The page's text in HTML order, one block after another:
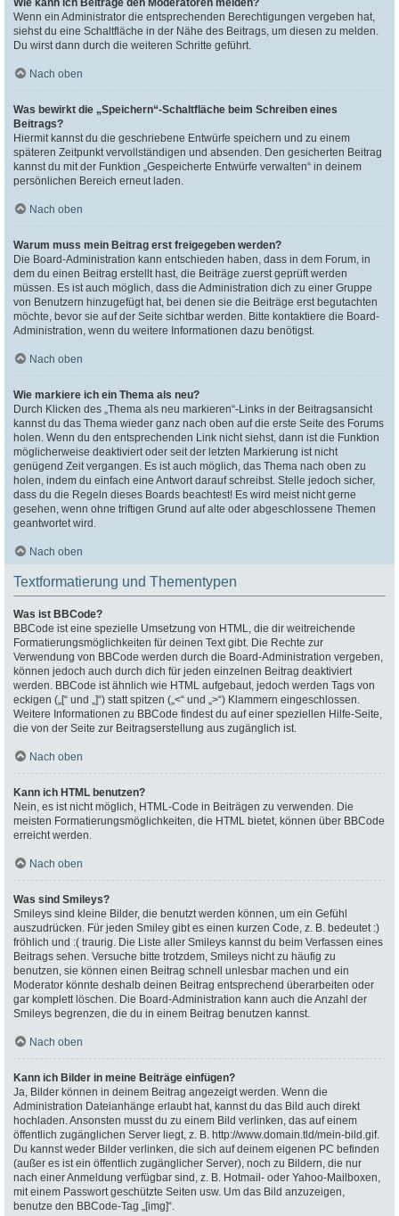
Wie kann ich Beiträge den Moderatoren melden?
Wenn ein Administrator die entsprechenden Berechtigungen vergeben hat,
siehst du eine Schaltfläche in der Nähe des Beitrags, um diesen zu melden.
Du wirst dann durch die weiteren Schritte geführt.
Nach oben
Was bewirkt die „Speichern“-Schaltfläche beim Schreiben eines
Beitrags?
Hiermit kannst du die geschriebene Entwürfe speichern und zu einem
späteren Zeitpunkt vervollständigen und absenden. Den gesicherten Beitrag
kannst du mit der Funktion „Gespeicherte Entwürfe verwalten“ in deinem
persönlichen Bereich erneut laden.
Nach oben
Warum muss mein Beitrag erst freigegeben werden?
Die Board-Administration kann entschieden haben, dass in dem Forum, in
dem du einen Beitrag erstellt hast, die Beiträge zuerst geprüft werden
müssen. Es ist auch möglich, dass die Administration dich zu einer Gruppe
von Benutzern hinzugefügt hat, bei denen sie die Beiträge erst begutachten
möchte, bevor sie auf der Seite sichtbar werden. Bitte kontaktiere die Board-
Administration, wenn du weitere Informationen dazu benötigst.
Nach oben
Wie markiere ich ein Thema als neu?
Durch Klicken des „Thema als neu markieren“-Links in der Beitragsansicht
kannst du das Thema wieder ganz nach oben auf die erste Seite des Forums
holen. Wenn du den entsprechenden Link nicht siehst, dann ist die Funktion
möglicherweise deaktiviert oder seit der letzten Markierung ist nicht
genügend Zeit vergangen. Es ist auch möglich, das Thema nach oben zu
holen, indem du einfach eine Antwort darauf schreibst. Stelle jedoch sicher,
dass du die Regeln dieses Boards beachtest! Es wird meist nicht gerne
gesehen, wenn ohne triftigen Grund auf alte oder abgeschlossene Themen
geantwortet wird.
Nach oben
Textformatierung und Thementypen
Was ist BBCode?
BBCode ist eine spezielle Umsetzung von HTML, die dir weitreichende
Formatierungsmöglichkeiten für deinen Text gibt. Die Rechte zur
Verwendung von BBCode werden durch die Board-Administration vergeben,
können jedoch auch durch dich für jeden einzelnen Beitrag deaktiviert
werden. BBCode ist ähnlich wie HTML aufgebaut, jedoch werden Tags von
eckigen („[“ und „]“) statt spitzen („<“ und „>“) Klammern eingeschlossen.
Weitere Informationen zu BBCode findest du auf einer speziellen Hilfe-Seite,
die von der Seite zur Beitragserstellung aus zugänglich ist.
Nach oben
Kann ich HTML benutzen?
Nein, es ist nicht möglich, HTML-Code in Beiträgen zu verwenden. Die
meisten Formatierungsmöglichkeiten, die HTML bietet, können über BBCode
erreicht werden.
Nach oben
Was sind Smileys?
Smileys sind kleine Bilder, die benutzt werden können, um ein Gefühl
auszudrücken. Für jeden Smiley gibt es einen kurzen Code, z. B. bedeutet :)
fröhlich und :( traurig. Die Liste aller Smileys kannst du beim Verfassen eines
Beitrags sehen. Versuche bitte trotzdem, Smileys nicht zu häufig zu
benutzen, sie können einen Beitrag schnell unlesbar machen und ein
Moderator könnte deshalb deinen Beitrag entsprechend überarbeiten oder
gar komplett löschen. Die Board-Administration kann auch die Anzahl der
Smileys begrenzen, die du in einem Beitrag benutzen kannst.
Nach oben
Kann ich Bilder in meine Beiträge einfügen?
Ja, Bilder können in deinem Beitrag angezeigt werden. Wenn die
Administration Dateianhänge erlaubt hat, kannst du das Bild auch direkt
hochladen. Ansonsten musst du zu einem Bild verlinken, das auf einem
öffentlich zugänglichen Server liegt, z. B. http://www.domain.tld/mein-bild.gif.
Du kannst weder Bilder verlinken, die sich auf deinem eigenen PC befinden
(außer es ist ein öffentlich zugänglicher Server), noch zu Bildern, die nur
nach einer Anmeldung verfügbar sind, z. B. Hotmail- oder Yahoo-Mailboxen,
mit einem Passwort geschützte Seiten usw. Um das Bild anzuzeigen,
benutze den BBCode-Tag „[img]“.